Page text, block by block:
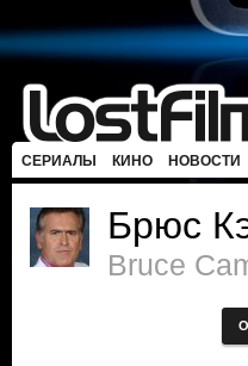
СЕРИАЛЫ КИНО НОВОСТИ
Брюс
Bruce